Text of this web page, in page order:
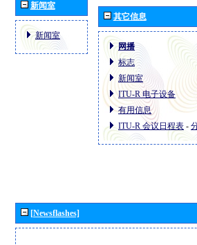
新闻室
新闻室
其它信息
网播
标志
新闻室
ITU-R 电子设备
有用信息
ITU-R 会议日程表 -
[Newsflashes]